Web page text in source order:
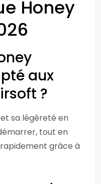
Honey
aux
?
sa légèreté en
tout en
grâce à